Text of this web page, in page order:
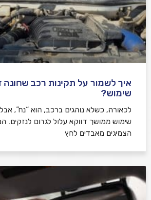
איך לשמור על תקינות רכב שחונה
שימוש?
לכאורה, כשלא נוהגים ברכב, הוא “נח”,
שימוש ממושך דווקא עלול לגרום לנזקים.
הצמיגים מאבדים לחץ